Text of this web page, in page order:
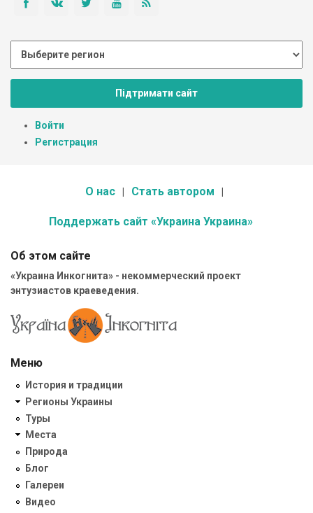
Підтримати сайт
Войти
Регистрация
О нас Стать автором
Поддержать сайт «Украина Украина»
Об этом сайте
«Украина Инкогнита» - некоммерческий проект
энтузиастов краеведения.
Меню
История и традиции
Регионы Украины
Туры
Места
Природа
Блог
Галереи
Видео